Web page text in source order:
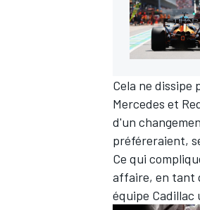
Cela ne dissipe
Mercedes et
d'un
préféreraient,
Ce qui
affaire, en tant
équipe Cadillac